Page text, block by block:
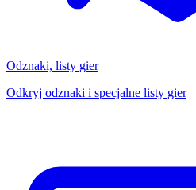
Odznaki, listy gier
Odkryj odznaki i specjalne listy gier